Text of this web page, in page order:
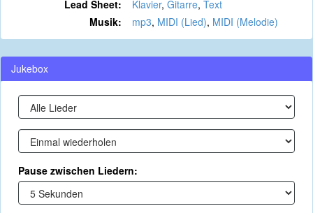
Lead Sheet: Klavier, Gitarre, Text
Musik:
mp3, MIDI (Lied), MIDI (Melodie)
Jukebox
Pause zwischen Liedern: